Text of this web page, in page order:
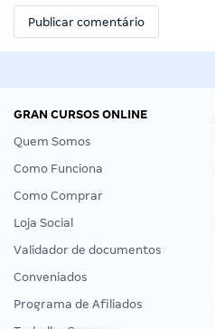
GRAN CURSOS ONLINE
Quem Somos
Como Funciona
Como Comprar
Loja Social
Validador de documentos
Conveniados
Programa de Afiliados